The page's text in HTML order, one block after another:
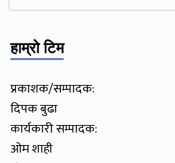
हाम्रो टिम
प्रकाशक/सम्पादक:
दिपक बुढा
कार्यकारी सम्पादक:
ओम शाही